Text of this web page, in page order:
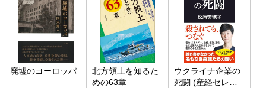
廃墟のヨーロッパ
北方領土を知るた
めの63章
ウクライナ企業の
死闘 (産経セレク